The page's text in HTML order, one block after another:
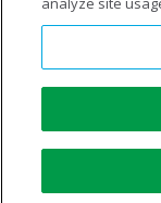
Copyright © 1996-
réservés.|